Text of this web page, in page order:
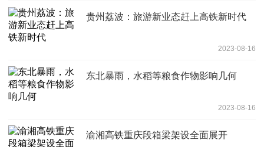
贵州荔波：旅游新业态赶上高铁新时代
2023-08-16
东北暴雨，水稻等粮食作物影响几何
2023-08-16
渝湘高铁重庆段箱梁架设全面展开